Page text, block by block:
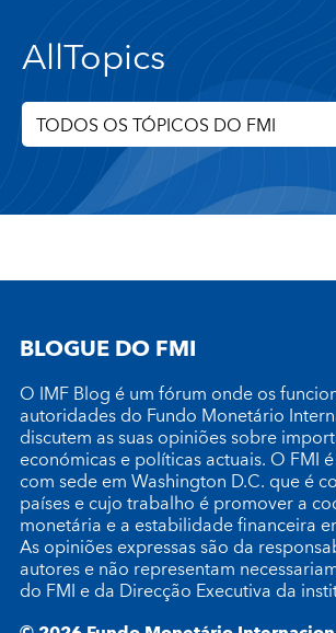
AllTopics
TODOS OS TÓPICOS DO FMI
BLOGUE DO FMI
O IMF Blog é um fórum onde os
autoridades do Fundo Monetário
discutem as suas opiniões sobre
económicas e políticas actuais. O FMI
com sede em Washington D.C. que é
países e cujo trabalho é promover a
monetária e a estabilidade financeira
As opiniões expressas são da
autores e não representam
do FMI e da Direcção Executiva da